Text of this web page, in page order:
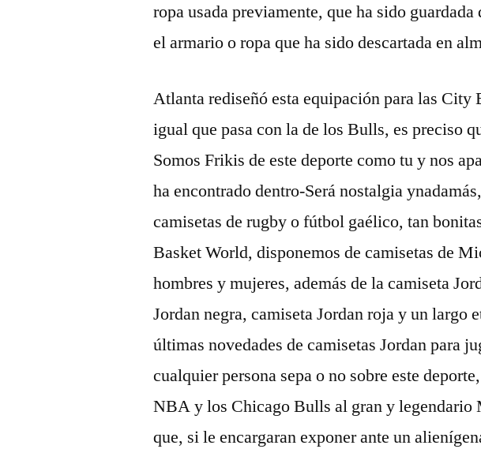
ropa usada previamente, que ha sido
el armario o ropa que ha sido descartada en
Atlanta rediseñó esta equipación para las City
igual que pasa con la de los Bulls, es preciso
Somos Frikis de este deporte como tu y nos
ha encontrado dentro-Será nostalgia
camisetas de rugby o fútbol gaélico, tan
Basket World, disponemos de camisetas de
hombres y mujeres, además de la camiseta
Jordan negra, camiseta Jordan roja y un largo
últimas novedades de camisetas Jordan para
cualquier persona sepa o no sobre este
NBA y los Chicago Bulls al gran y legendario
que, si le encargaran exponer ante un